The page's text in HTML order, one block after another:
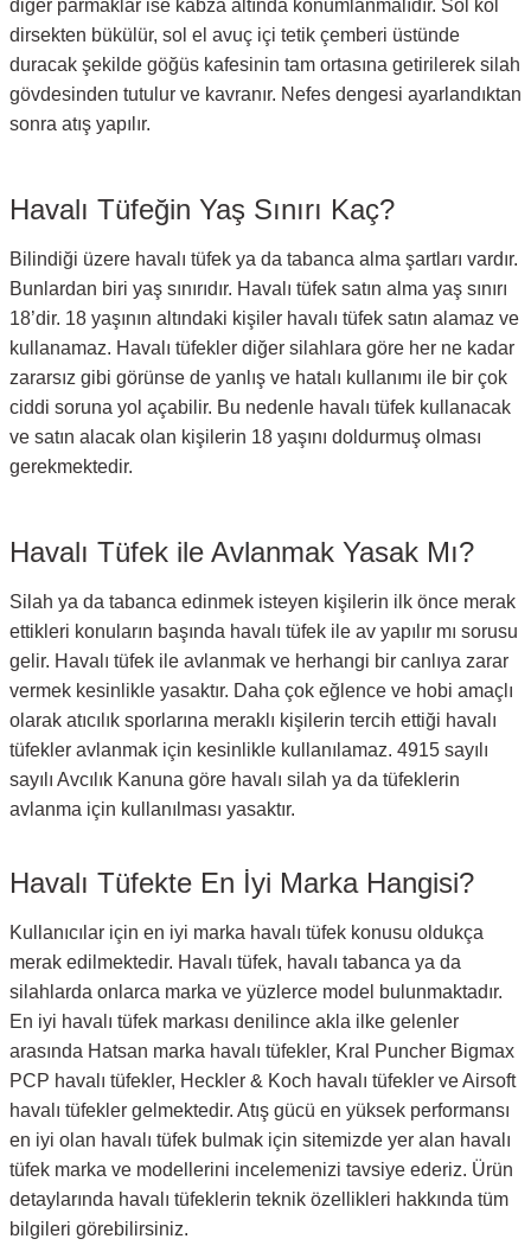
diğer parmaklar ise kabza altında konumlanmalıdır. Sol kol
dirsekten bükülür, sol el avuç içi tetik çemberi üstünde
duracak şekilde göğüs kafesinin tam ortasına getirilerek silah
gövdesinden tutulur ve kavranır. Nefes dengesi ayarlandıktan
sonra atış yapılır.
Havalı Tüfeğin Yaş Sınırı Kaç?
Bilindiği üzere havalı tüfek ya da tabanca alma şartları vardır.
Bunlardan biri yaş sınırıdır. Havalı tüfek satın alma yaş sınırı
18’dir. 18 yaşının altındaki kişiler havalı tüfek satın alamaz ve
kullanamaz. Havalı tüfekler diğer silahlara göre her ne kadar
zararsız gibi görünse de yanlış ve hatalı kullanımı ile bir çok
ciddi soruna yol açabilir. Bu nedenle havalı tüfek kullanacak
ve satın alacak olan kişilerin 18 yaşını doldurmuş olması
gerekmektedir.
Havalı Tüfek ile Avlanmak Yasak Mı?
Silah ya da tabanca edinmek isteyen kişilerin ilk önce merak
ettikleri konuların başında havalı tüfek ile av yapılır mı sorusu
gelir. Havalı tüfek ile avlanmak ve herhangi bir canlıya zarar
vermek kesinlikle yasaktır. Daha çok eğlence ve hobi amaçlı
olarak atıcılık sporlarına meraklı kişilerin tercih ettiği havalı
tüfekler avlanmak için kesinlikle kullanılamaz. 4915 sayılı
sayılı Avcılık Kanuna göre havalı silah ya da tüfeklerin
avlanma için kullanılması yasaktır.
Havalı Tüfekte En İyi Marka Hangisi?
Kullanıcılar için en iyi marka havalı tüfek konusu oldukça
merak edilmektedir. Havalı tüfek, havalı tabanca ya da
silahlarda onlarca marka ve yüzlerce model bulunmaktadır.
En iyi havalı tüfek markası denilince akla ilke gelenler
arasında Hatsan marka havalı tüfekler, Kral Puncher Bigmax
PCP havalı tüfekler, Heckler & Koch havalı tüfekler ve Airsoft
havalı tüfekler gelmektedir. Atış gücü en yüksek performansı
en iyi olan havalı tüfek bulmak için sitemizde yer alan havalı
tüfek marka ve modellerini incelemenizi tavsiye ederiz. Ürün
detaylarında havalı tüfeklerin teknik özellikleri hakkında tüm
bilgileri görebilirsiniz.